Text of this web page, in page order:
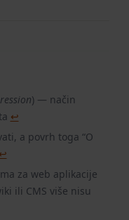
) — način
↩
a povrh toga “O
↩
za web aplikacije
ili CMS više nisu